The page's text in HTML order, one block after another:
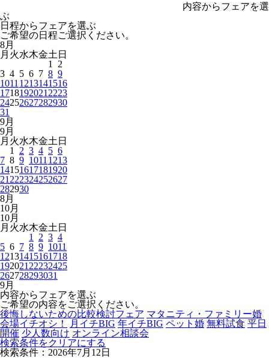
内容からフェアを選
ぶ
日程からフェアを選ぶ
ご希望の日程ご選択ください。
8月
月 火水木金土 日
1
2
3 4 5 6 7 8 9
1011 1213141516
1718192021 2223
24252627282930
31
9月
9月
月 火水木金土 日
1
2 3 4 5 6
7 8 9 1011 1213
14151617181920
21 222324252627
282930
8月
10月
10月
月 火水木金土 日
1
2 3 4
5 6 7 8 9 1011
12131415161718
192021 22232425
262728293031
9月
内容からフェアを選ぶ
ご希望の内容をご選択ください。
後悔しないための比較検討フェア マタニティ・ファミリー婚
会場イチオシ！
月イチBIG 年イチBIG ペット婚 無料試食 平日
開催 少人数向け オンライン相談会
検索条件をクリアにする
検索条件：2026年7月12日